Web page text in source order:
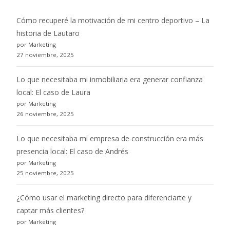
Cómo recuperé la motivación de mi centro deportivo – La
historia de Lautaro
por Marketing
27 noviembre, 2025
Lo que necesitaba mi inmobiliaria era generar confianza
local: El caso de Laura
por Marketing
26 noviembre, 2025
Lo que necesitaba mi empresa de construcción era más
presencia local: El caso de Andrés
por Marketing
25 noviembre, 2025
¿Cómo usar el marketing directo para diferenciarte y
captar más clientes?
por Marketing